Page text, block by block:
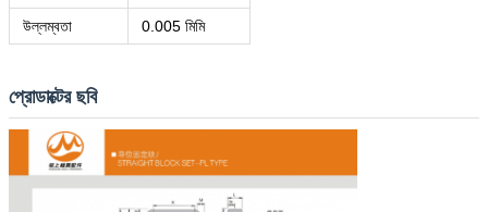
উল্লম্বতা 0.005 মিমি
প্রোডাক্টের ছবি